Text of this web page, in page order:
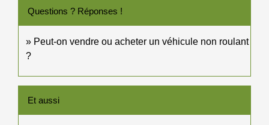
Questions ? Réponses !
Peut-on vendre ou acheter un véhicule non roulant
?
Et aussi